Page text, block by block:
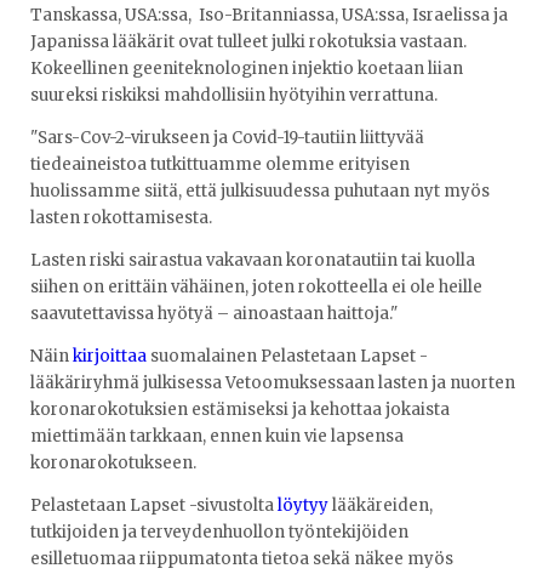
Tanskassa, USA:ssa, Iso-Britanniassa, USA:ssa, Israelissa ja
Japanissa lääkärit ovat tulleet julki rokotuksia vastaan.
Kokeellinen geeniteknologinen injektio koetaan liian
suureksi riskiksi mahdollisiin hyötyihin verrattuna.
"Sars-Cov-2-virukseen ja Covid-19-tautiin liittyvää
tiedeaineistoa tutkittuamme olemme erityisen
huolissamme siitä, että julkisuudessa puhutaan nyt myös
lasten rokottamisesta.
Lasten riski sairastua vakavaan koronatautiin tai kuolla
siihen on erittäin vähäinen, joten rokotteella ei ole heille
saavutettavissa hyötyä – ainoastaan haittoja."
Näinkirjoittaa suomalainen Pelastetaan Lapset -
lääkäriryhmä julkisessa Vetoomuksessaan lasten ja nuorten
koronarokotuksien estämiseksi ja kehottaa jokaista
miettimään tarkkaan, ennen kuin vie lapsensa
koronarokotukseen.
Pelastetaan Lapset -sivustoltalöytyylääkäreiden,
tutkijoiden ja terveydenhuollon työntekijöiden
esilletuomaa riippumatonta tietoa sekä näkee myös